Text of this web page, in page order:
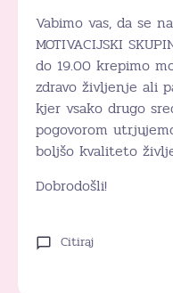
Vabimo vas, da se
MOTIVACIJSKI
do 19.00 krepimo
zdravo življenje ali
kjer vsako drugo
pogovorom
boljšo kvaliteto
Dobrodošli!
Citiraj